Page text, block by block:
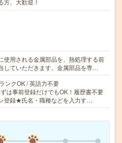
方、大歓迎！
使用される金属部品を、熱処理する前
していただきます。金属部品を専…
ンクOK / 英語力不要
は事前登録だけでもOK！履歴書不要
登録★氏名・職種などを入力す…